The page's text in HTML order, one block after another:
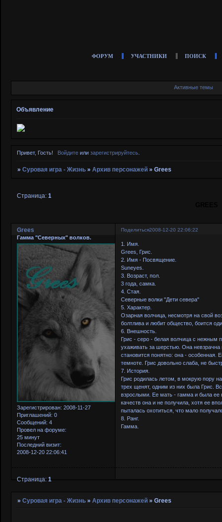
ФОРУМ УЧАСТНИКИ ПОИСК
Активные темы
Объявление
Привет, Гость! Войдитеили зарегистрируйтесь.
»Суровая игра - Жизнь »Архив персонажей »Grees
Страница:1
Поделиться2008-12-20 22:06:22
Grees
Гамма "Северных" волков.
Зарегистрирован: 2008-11-27
Приглашений: 0
Сообщений: 4
Провел на форуме:
25 минут
Последний визит:
2008-12-20 22:06:41
1. Имя.
Grees, Грис.
2. Имя - Посвящение.
Suneyes.
3. Возраст, пол.
3 года, самка.
4. Стая.
Северные волки "Дети севера"
5. Характер.
Озарная волчица, несмотря на свой
болтлива и любит общество, боится
6. Внешность.
Грис - серо - белая волчица с нежным
ухаживать за шерстью. Она невзрачна
становится понятно: она - особенная.
темноте. Грис довольно слаба, не
7. История.
Грис родилась летом, в мокрую пору
трех щенят, одним из них была Грис.
взрослыми. Ее мать - гамма и была ее
качеств она и не получила, хотя ее
пыталась охотиться, что мало
8. Ранг.
Гамма.
Страница:1
»Суровая игра - Жизнь »Архив персонажей »Grees